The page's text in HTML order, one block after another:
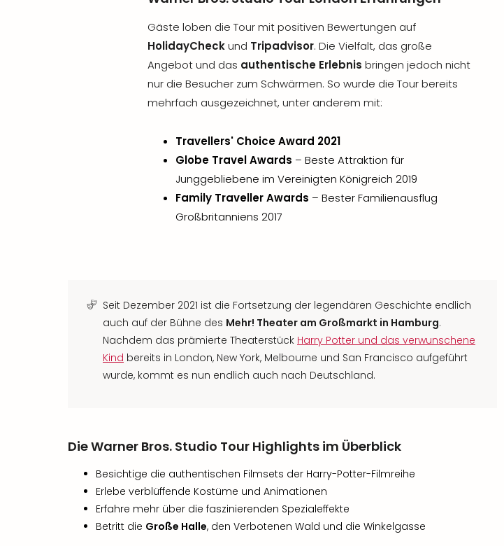
Gäste loben die Tour mit positiven Bewertungen auf
HolidayCheckund Tripadvisor. Die Vielfalt, das große
Angebot und das authentische Erlebnis bringen jedoch nicht
nur die Besucher zum Schwärmen. So wurde die Tour bereits
mehrfach ausgezeichnet, unter anderem mit:
Travellers' Choice Award 2021
Globe Travel Awards – Beste Attraktion für
Junggebliebene im Vereinigten Königreich 2019
Family Traveller Awards – Bester Familienausflug
Großbritanniens 2017
Seit Dezember 2021 ist die Fortsetzung der legendären Geschichte endlich
auch auf der Bühne des Mehr! Theater am Großmarkt in Hamburg.
Nachdem das prämierte Theaterstück Harry Potter und das verwunschene
Kind bereits in London, New York, Melbourne und San Francisco aufgeführt
wurde, kommt es nun endlich auch nach Deutschland.
Die Warner Bros. Studio Tour Highlights im Überblick
Besichtige die authentischen Filmsets der Harry-Potter-Filmreihe
Erlebe verblüffende Kostüme und Animationen
Erfahre mehr über die faszinierenden Spezialeffekte
Betritt die Große Halle, den Verbotenen Wald und die Winkelgasse